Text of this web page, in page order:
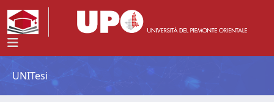
UNITesi